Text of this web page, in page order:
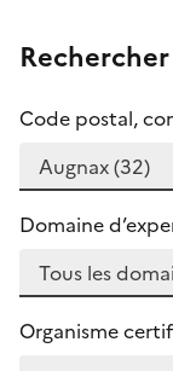
Code postal,
Domaine
Organisme